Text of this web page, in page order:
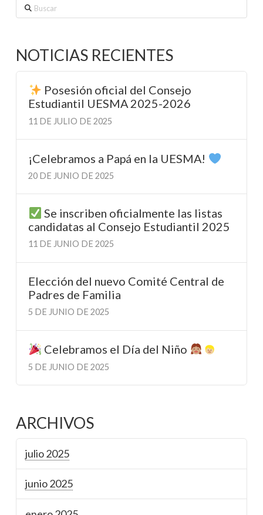
Buscar
NOTICIAS RECIENTES
Posesión oficial del Consejo
Estudiantil UESMA 2025-2026
11 DE JULIO DE 2025
¡Celebramos a Papá en la UESMA!
20 DE JUNIO DE 2025
Se inscriben oficialmente las listas
candidatas al Consejo Estudiantil 2025
11 DE JUNIO DE 2025
Elección del nuevo Comité Central de
Padres de Familia
5 DE JUNIO DE 2025
Celebramos el Día del Niño
5 DE JUNIO DE 2025
ARCHIVOS
julio 2025
junio 2025